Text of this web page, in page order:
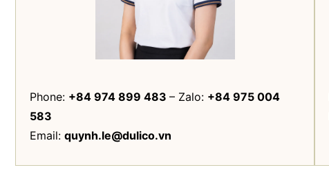
Phone: ‭ +84 974 899 483 – Zalo: +84 975 004
583
Email: quynh.le@dulico.vn